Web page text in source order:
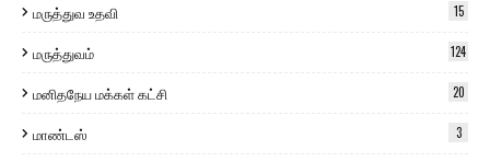
மருத்துவ உதவி 15
மருத்துவம் 124
மனிதநேய மக்கள் கட்சி 20
மாண்டஸ் 3